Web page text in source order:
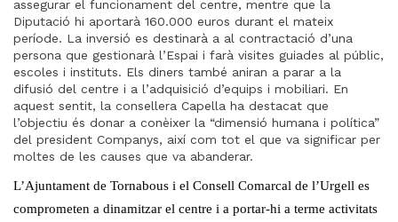
assegurar el funcionament del centre, mentre que la
Diputació hi aportarà 160.000 euros durant el mateix
període. La inversió es destinarà a al contractació d’una
persona que gestionarà l’Espai i farà visites guiades al públic,
escoles i instituts. Els diners també aniran a parar a la
difusió del centre i a l’adquisició d’equips i mobiliari. En
aquest sentit, la consellera Capella ha destacat que
l’objectiu és donar a conèixer la “dimensió humana i política”
del president Companys, així com tot el que va significar per
moltes de les causes que va abanderar.
L’Ajuntament de Tornabous i el Consell Comarcal de l’Urgell es
comprometen a dinamitzar el centre i a portar-hi a terme activitats